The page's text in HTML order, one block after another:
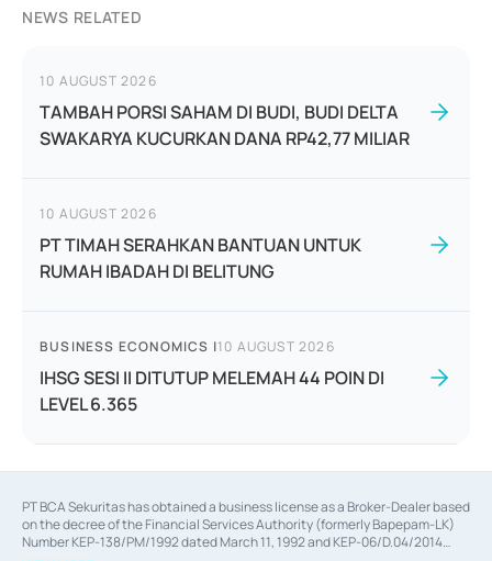
NEWS RELATED
10 AUGUST 2026
TAMBAH PORSI SAHAM DI BUDI, BUDI DELTA
SWAKARYA KUCURKAN DANA RP42,77 MILIAR
10 AUGUST 2026
PT TIMAH SERAHKAN BANTUAN UNTUK
RUMAH IBADAH DI BELITUNG
BUSINESS ECONOMICS |10 AUGUST 2026
IHSG SESI II DITUTUP MELEMAH 44 POIN DI
LEVEL 6.365
PT BCA Sekuritas has obtained a business license as a Broker-Dealer based
on the decree of the Financial Services Authority (formerly Bapepam-LK)
Number KEP-138/PM/1992 dated March 11, 1992 and KEP-06/D.04/2014